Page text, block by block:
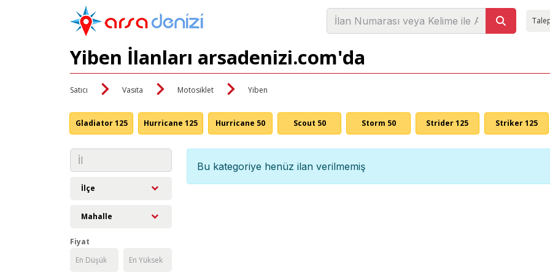
Yiben İlanları arsadenizi.com'da
Satıcı Vasıta Motosiklet Yiben
Gladiator 125 Hurricane 125 Hurricane 50 Scout 50 Storm 50 Strider 125 Striker 125
İlçe
Mahalle
Fiyat
Bu kategoriye henüz ilan verilmemiş